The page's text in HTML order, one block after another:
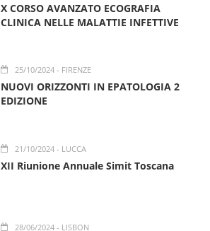
X CORSO AVANZATO ECOGRAFIA
CLINICA NELLE MALATTIE INFETTIVE
25/10/2024 - FIRENZE
NUOVI ORIZZONTI IN EPATOLOGIA 2
EDIZIONE
21/10/2024 - LUCCA
XII Riunione Annuale Simit Toscana
28/06/2024 - LISBON